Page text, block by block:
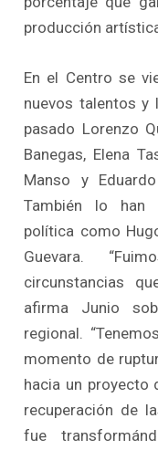
producción
En el Centro se
nuevos talentos y
pasado Lorenzo
Banegas, Elena
Manso y
También lo han
política como
Guevara.
circunstancias
afirma Junio
regional.
momento de
hacia un proyecto
recuperación de
fue